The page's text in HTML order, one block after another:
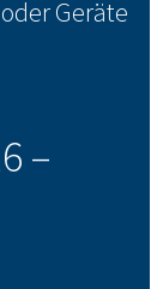
Geräte
–